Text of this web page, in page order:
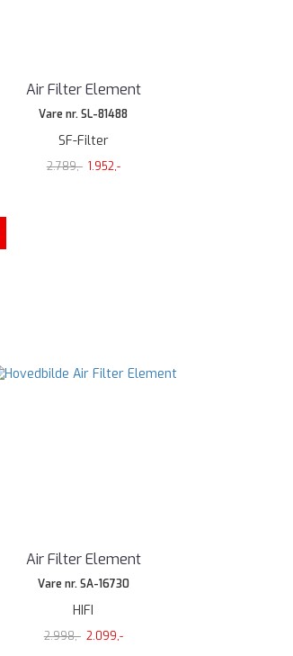
Air Filter Element
Vare nr. SL-81488
SF-Filter
2.789,- 1.952,-
Air Filter Element
Vare nr. SA-16730
HIFI
2.998,- 2.099,-